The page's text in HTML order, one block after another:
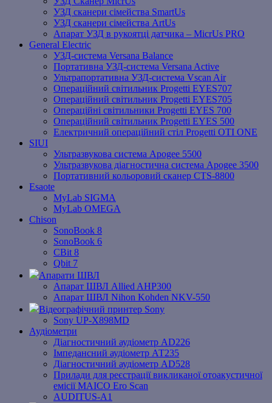
УЗД сканери сімейства SmartUs
УЗД сканери сімейства ArtUs
Апарат УЗД в рукоятці датчика – MicrUs PRO
General Electric
УЗД-система Versana Balance
Портативна УЗД-система Versana Active
Ультрапортативна УЗД-система Vscan Air
Операційний світильник Progetti EYES707
Операційний світильник Progetti EYES705
Операційні світильники Progetti EYES 700
Операційний світильник Progetti EYES 500
Електричний операційний стіл Progetti OTI ONE
SIUI
Ультразвукова система Apogee 5500
Ультразвукова діагностична система Apogee 3500
Портативний кольоровий сканер CTS-8800
Esaote
MyLab SIGMA
MyLab OMEGA
Chison
SonoBook 8
SonoBook 6
СBit 8
Qbit 7
Апарати ШВЛ
Апарат ШВЛ Allied AHP300
Апарат ШВЛ Nihon Kohden NKV-550
Відеографічний принтер Sony
Sony UP-X898MD
Аудіометри
Діагностичний аудіометр AD226
Імпедансний аудіометр АТ235
Діагностичний аудіометр AD528
Прилади для реєстрації викликаної отоакустичної
емісії MAICO Ero Scan
AUDITUS-A1